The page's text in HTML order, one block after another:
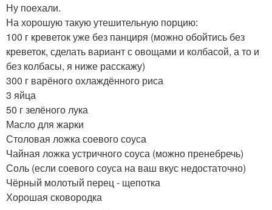
Ну поехали.
На хорошую такую утешительную порцию:
100 г креветок уже без панциря (можно обойтись без
креветок, сделать вариант с овощами и колбасой, а то и
без колбасы, я ниже расскажу)
300 г варёного охлаждённого риса
3 яйца
50 г зелёного лука
Масло для жарки
Столовая ложка соевого соуса
Чайная ложка устричного соуса (можно пренебречь)
Соль (если соевого соуса на ваш вкус недостаточно)
Чёрный молотый перец - щепотка
Хорошая сковородка